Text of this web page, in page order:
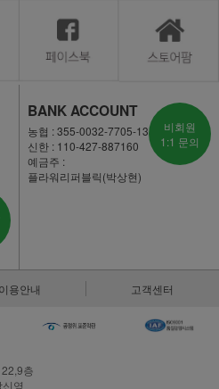
BANK ACCOUNT
농협 : 355-0032-7705-13
신한 : 110-427-887160
예금주 :
플라워리퍼블릭(박상현)
비회원
1:1 문의
이용안내 고객센터
층
신영